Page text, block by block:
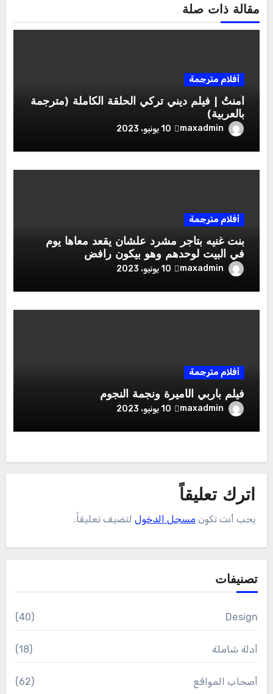
مقالة ذات صلة
أفلام مترجمة
آمنتُ | فيلم ديني تركي الحلقة الكاملة (مترجمة
بالعربية)
maxadmin 10 يونيو، 2023
أفلام مترجمة
بنت غنيه بتأجر مشرد علشان يقعد معاها يوم
في البيت لوحدهم وهو بيكون رافض
maxadmin 10 يونيو، 2023
أفلام مترجمة
فيلم باربي الأميرة ونجمة النجوم
maxadmin 10 يونيو، 2023
اترك تعليقاً
يجب أنت تكون مسجل الدخوللتضيف تعليقاً.
تصنيفات
Design
(40)
أدلة شاملة (18)
أصحاب المواقع (62)